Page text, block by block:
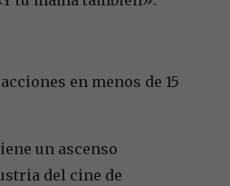
en menos de 15
un ascenso
del cine de